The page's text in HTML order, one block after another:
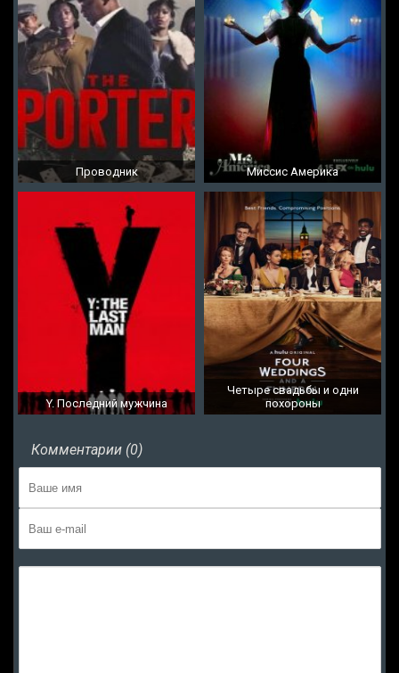
Проводник Миссис Америка
Y. Последний мужчина
Четыре свадьбы и одни
похороны
Комментарии (0)